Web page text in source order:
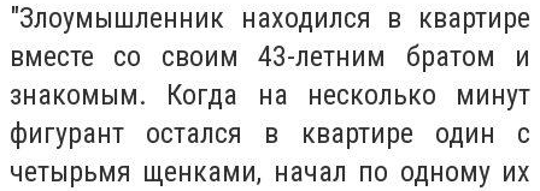
"Злоумышленник находился в квартире
вместе со своим 43-летним братом и
знакомым. Когда на несколько минут
фигурант остался в квартире один с
четырьмя щенками, начал по одному их